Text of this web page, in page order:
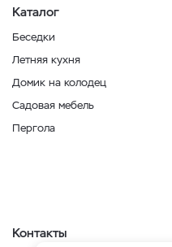
Каталог
Беседки
Летняя кухня
Домик на колодец
Садовая мебель
Пергола
Контакты